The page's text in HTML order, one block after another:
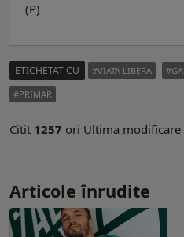
(P)
ETICHETAT CU VIATA LIBERA
PRIMAR
Citit 1257 ori Ultima
Articole înrudite